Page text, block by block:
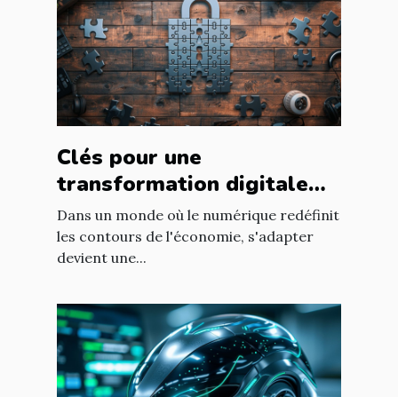
Clés pour une
transformation digitale
réussie dans les PME
Dans un monde où le numérique redéfinit
les contours de l'économie, s'adapter
devient une...